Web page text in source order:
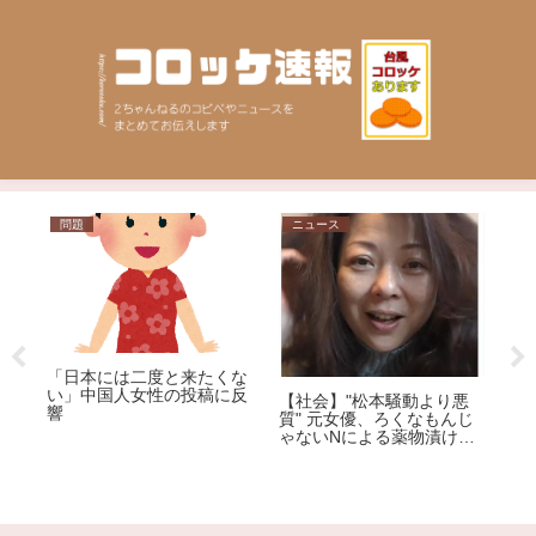
問題
「日本には二度と来たくな
い」中国人女性の投稿に反
響
ニュース
【社会】"松本騒動より悪
質" 元女優、ろくなもんじ
ゃないNによる薬物漬けレ
【